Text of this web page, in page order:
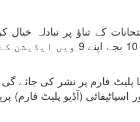
کے تناؤ پر تبادلہ خیال
امتحانات کو اتسو اور زندگی کے ایک لازمی حصے کے طور پر منانے کے لیے بروزجمعہ ، 6 فروری
پلیٹ فارم پر نشر کی جائے
ویوز او ٹی ٹی ، ایمیزون پرائم ویڈیو ، جیو ، زی 5 ، سونی لیو اور اسپاٹیفائی